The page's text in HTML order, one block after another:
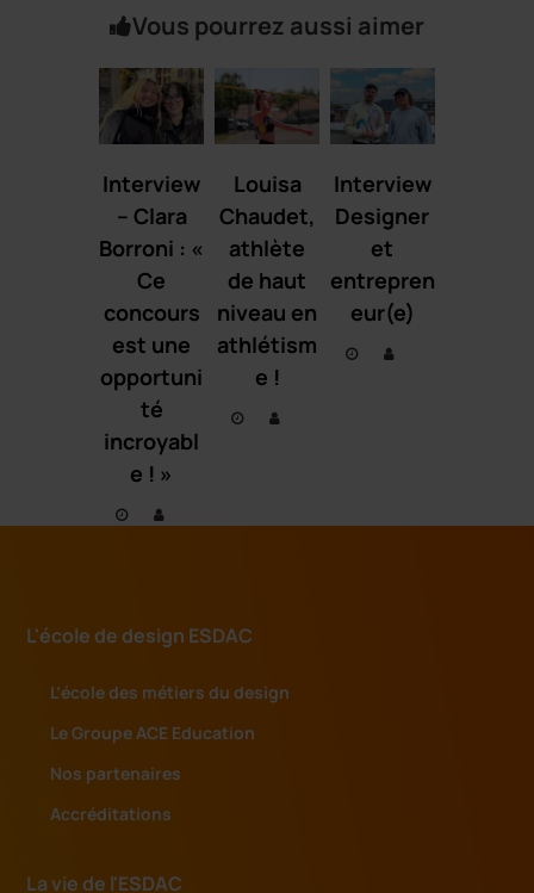
Vous pourrez aussi aimer
Interview
– Clara
Borroni : «
Ce
concours
est une
opportuni
té
incroyabl
e ! »
Louisa
Chaudet,
athlète
de haut
niveau en
athlétism
e !
Interview
Designer
et
entrepren
eur(e)
L'école de design ESDAC
L’école des métiers du design
Le Groupe ACE Education
Nos partenaires
Accréditations
La vie de l'ESDAC